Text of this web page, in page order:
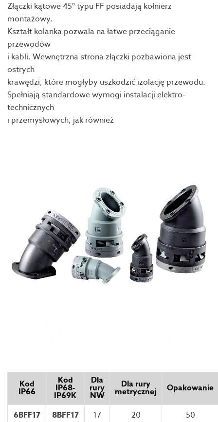
Złączki kątowe 45° typu FF posiadają kołnierz
montażowy.
Kształt kolanka pozwala na łatwe przeciąganie
przewodów
i kabli. Wewnętrzna strona złączki pozbawiona jest
ostrych
krawędzi, które mogłyby uszkodzić izolację przewodu.
Spełniają standardowe wymogi instalacji elektro-
technicznych
i przemysłowych, jak również
Kod
IP66
Kod
IP68-
IP69K
Dla
rury
NW
Dla rury
metrycznej Opakowanie
6BFF17 8BFF17 17 20
50